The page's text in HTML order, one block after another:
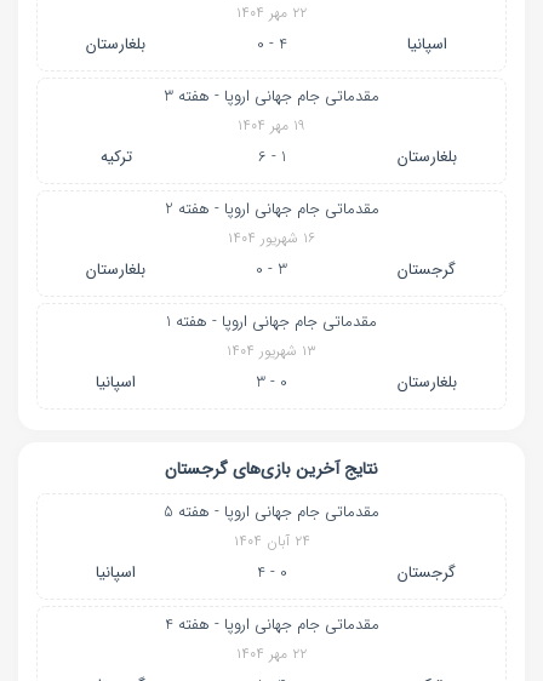
۲۲ مهر ۱۴۰۴
اسپانیا 4 - 0 بلغارستان
مقدماتی جام جهانی اروپا - هفته 3
۱۹ مهر ۱۴۰۴
بلغارستان 1 - 6 ترکیه
مقدماتی جام جهانی اروپا - هفته 2
۱۶ شهریور ۱۴۰۴
گرجستان 3 - 0 بلغارستان
مقدماتی جام جهانی اروپا - هفته 1
۱۳ شهریور ۱۴۰۴
بلغارستان 0 - 3 اسپانیا
نتایج آخرین بازی‌های گرجستان
مقدماتی جام جهانی اروپا - هفته 5
۲۴ آبان ۱۴۰۴
گرجستان 0 - 4 اسپانیا
مقدماتی جام جهانی اروپا - هفته 4
۲۲ مهر ۱۴۰۴